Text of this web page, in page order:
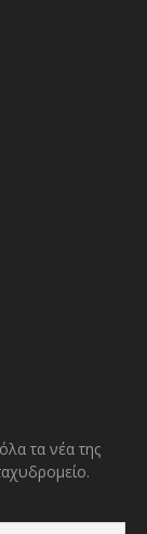
τα νέα της